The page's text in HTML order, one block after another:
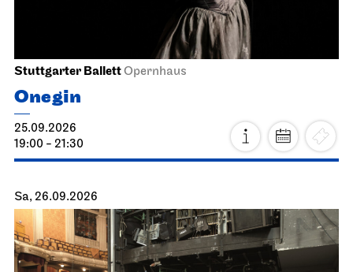
Stuttgarter BallettOpernhaus
Onegin
25.09.2026
19:00 - 21:30
Sa, 26.09.2026